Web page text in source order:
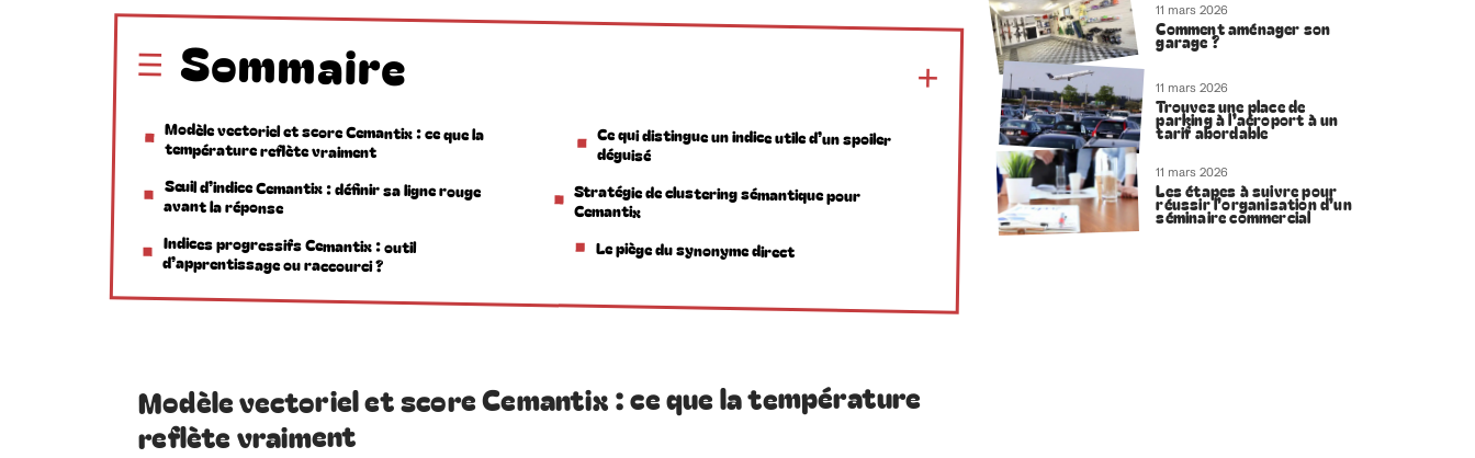
Sommaire
Modèle vectoriel et score Cemantix : ce que la
température reflète vraiment
Seuil d’indice Cemantix : définir sa ligne rouge
avant la réponse
Indices progressifs Cemantix : outil
d’apprentissage ou raccourci ?
Ce qui distingue un indice utile d’un spoiler
déguisé
Stratégie de clustering sémantique pour
Cemantix
Le piège du synonyme direct
Modèle vectoriel et score Cemantix : ce que la température
reflète vraiment
11 mars 2026
Comment aménager son
garage ?
11 mars 2026
Trouvez une place de
parking à l’aéroport à un
tarif abordable
11 mars 2026
Les étapes à suivre pour
réussir l’organisation d’un
séminaire commercial